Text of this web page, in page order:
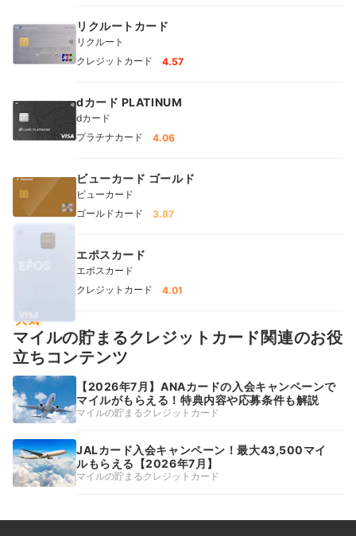
リクルートカード
リクルート
クレジットカード
4.57
dカード PLATINUM
dカード
プラチナカード
4.06
ビューカード ゴールド
ビューカード
ゴールドカード
3.87
エポスカード
エポスカード
クレジットカード
4.01
人気
マイルの貯まるクレジットカード関連のお役
立ちコンテンツ
【2026年7月】ANAカードの入会キャンペーンで
マイルがもらえる！特典内容や応募条件も解説
マイルの貯まるクレジットカード
JALカード入会キャンペーン！最大43,500マイ
ルもらえる【2026年7月】
マイルの貯まるクレジットカード